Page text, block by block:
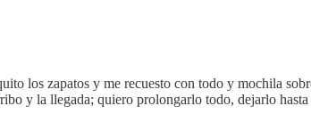
los zapatos y me recuesto con todo y mochila
y la llegada; quiero prolongarlo todo, dejarlo